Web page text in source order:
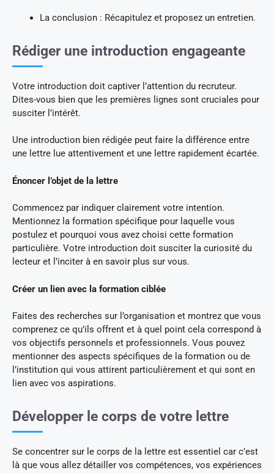
La conclusion : Récapitulez et proposez un entretien.
Rédiger une introduction engageante
Votre introduction doit captiver l’attention du recruteur.
Dites-vous bien que les premières lignes sont cruciales pour
susciter l’intérêt.
Une introduction bien rédigée peut faire la différence entre
une lettre lue attentivement et une lettre rapidement écartée.
Énoncer l’objet de la lettre
Commencez par indiquer clairement votre intention.
Mentionnez la formation spécifique pour laquelle vous
postulez et pourquoi vous avez choisi cette formation
particulière. Votre introduction doit susciter la curiosité du
lecteur et l’inciter à en savoir plus sur vous.
Créer un lien avec la formation ciblée
Faites des recherches sur l’organisation et montrez que vous
comprenez ce qu’ils offrent et à quel point cela correspond à
vos objectifs personnels et professionnels. Vous pouvez
mentionner des aspects spécifiques de la formation ou de
l’institution qui vous attirent particulièrement et qui sont en
lien avec vos aspirations.
Développer le corps de votre lettre
Se concentrer sur le corps de la lettre est essentiel car c’est
là que vous allez détailler vos compétences, vos expériences